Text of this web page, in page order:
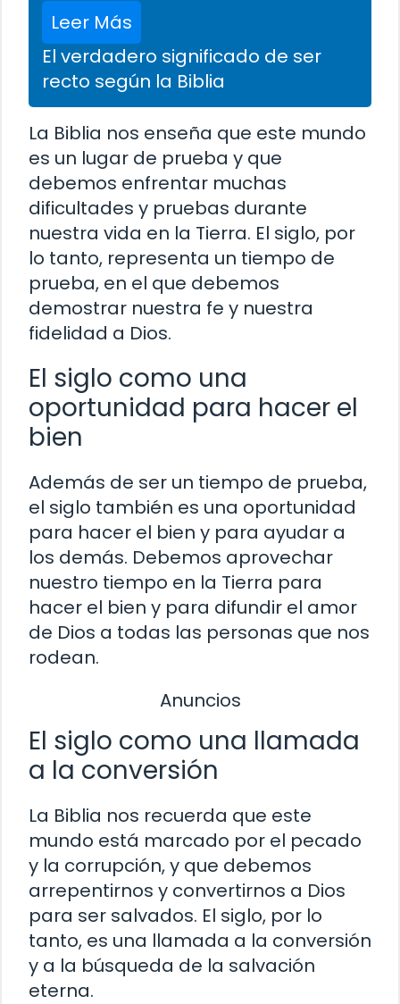
Leer Más
El verdadero significado de ser
recto según la Biblia
La Biblia nos enseña que este mundo
es un lugar de prueba y que
debemos enfrentar muchas
dificultades y pruebas durante
nuestra vida en la Tierra. El siglo, por
lo tanto, representa un tiempo de
prueba, en el que debemos
demostrar nuestra fe y nuestra
fidelidad a Dios.
El siglo como una
oportunidad para hacer el
bien
Además de ser un tiempo de prueba,
el siglo también es una oportunidad
para hacer el bien y para ayudar a
los demás. Debemos aprovechar
nuestro tiempo en la Tierra para
hacer el bien y para difundir el amor
de Dios a todas las personas que nos
rodean.
Anuncios
El siglo como una llamada
a la conversión
La Biblia nos recuerda que este
mundo está marcado por el pecado
y la corrupción, y que debemos
arrepentirnos y convertirnos a Dios
para ser salvados. El siglo, por lo
tanto, es una llamada a la conversión
y a la búsqueda de la salvación
eterna.